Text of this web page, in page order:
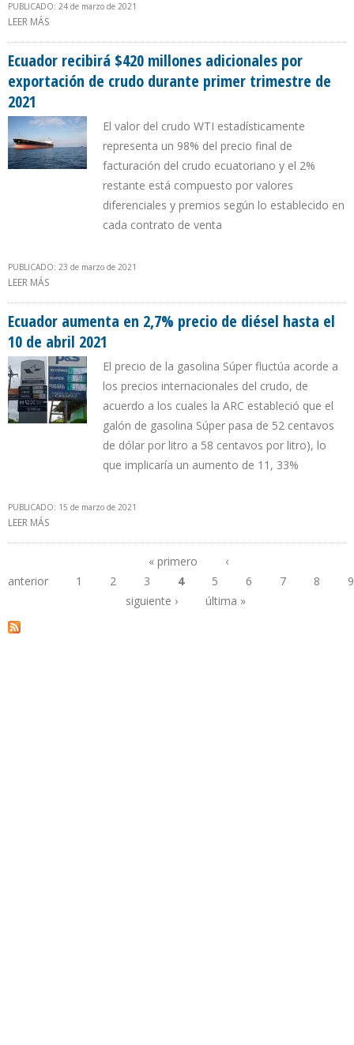
PUBLICADO: 24 de marzo de 2021
LEER MÁS
Ecuador recibirá $420 millones adicionales por
exportación de crudo durante primer trimestre de
2021
El valor del crudo WTI estadísticamente
representa un 98% del precio final de
facturación del crudo ecuatoriano y el 2%
restante está compuesto por valores
diferenciales y premios según lo establecido en
cada contrato de venta
PUBLICADO: 23 de marzo de 2021
LEER MÁS
Ecuador aumenta en 2,7% precio de diésel hasta el
10 de abril 2021
El precio de la gasolina Súper fluctúa acorde a
los precios internacionales del crudo, de
acuerdo a los cuales la ARC estableció que el
galón de gasolina Súper pasa de 52 centavos
de dólar por litro a 58 centavos por litro), lo
que implicaría un aumento de 11, 33%
PUBLICADO: 15 de marzo de 2021
LEER MÁS
Páginas
« primero
‹
anterior
1 2 3 4 5 6 7 8
9
siguiente ›
última »